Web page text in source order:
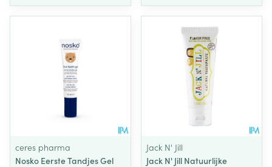
ceres pharma
Nosko Eerste Tandjes Gel
Jack N' Jill
Jack N' Jill Natuurlijke